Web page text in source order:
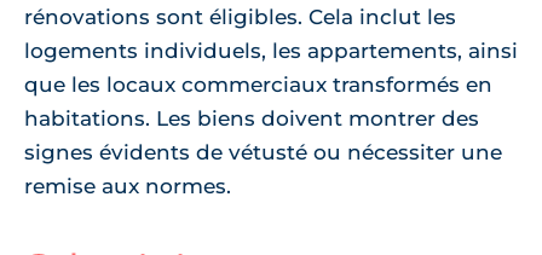
rénovations sont éligibles. Cela inclut les
logements individuels, les appartements, ainsi
que les locaux commerciaux transformés en
habitations. Les biens doivent montrer des
signes évidents de vétusté ou nécessiter une
remise aux normes.